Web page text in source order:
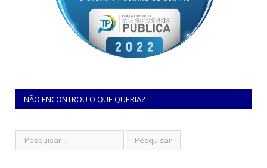
NÃO ENCONTROU O QUE QUERIA?